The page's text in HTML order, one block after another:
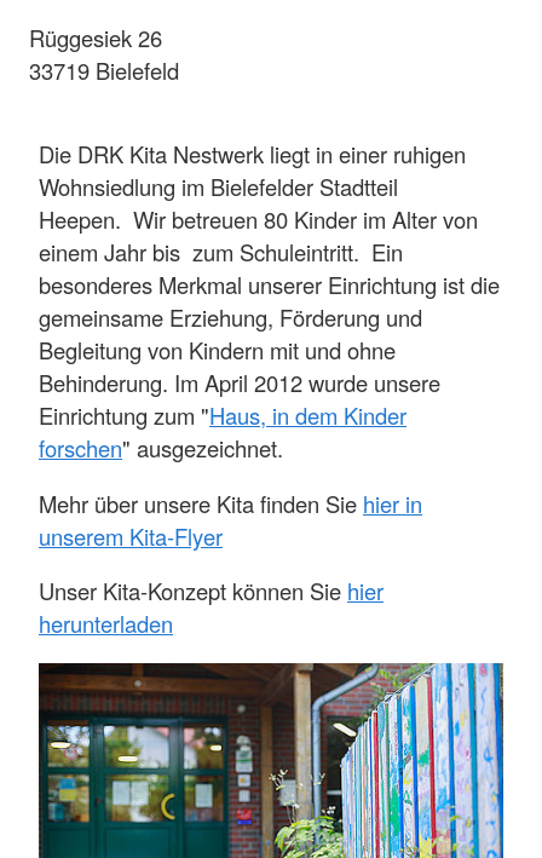
Rüggesiek 26
33719 Bielefeld
Die DRK Kita Nestwerk liegt in einer ruhigen
Wohnsiedlung im Bielefelder Stadtteil
Heepen. Wir betreuen 80 Kinder im Alter von
einem Jahr bis zum Schuleintritt. Ein
besonderes Merkmal unserer Einrichtung ist die
gemeinsame Erziehung, Förderung und
Begleitung von Kindern mit und ohne
Behinderung. Im April 2012 wurde unsere
Einrichtung zum "Haus, in dem Kinder
forschen" ausgezeichnet.
Mehr über unsere Kita finden Sie hier in
unserem Kita-Flyer
Unser Kita-Konzept können Sie hier
herunterladen